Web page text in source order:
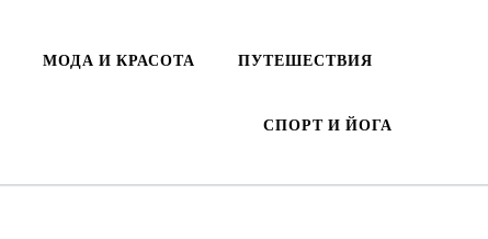
МОДА И КРАСОТА ПУТЕШЕСТВИЯ
СПОРТ И ЙОГА